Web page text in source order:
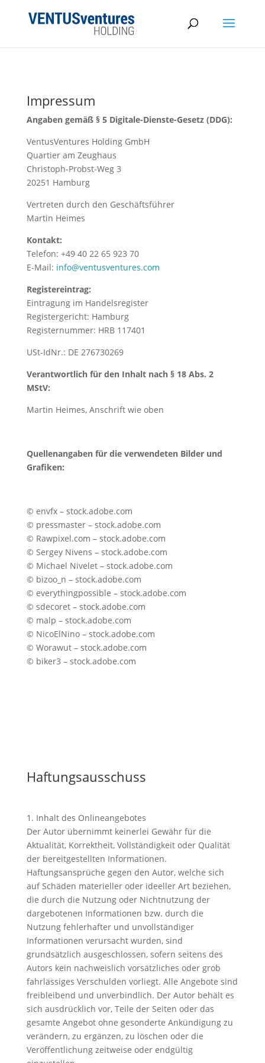
Impressum
Angaben gemäß § 5 Digitale-Dienste-Gesetz (DDG):
VentusVentures Holding GmbH
Quartier am Zeughaus
Christoph-Probst-Weg 3
20251 Hamburg
Vertreten durch den Geschäftsführer
Martin Heimes
Kontakt:
Telefon: +49 40 22 65 923 70
E-Mail: info@ventusventures.com
Registereintrag:
Eintragung im Handelsregister
Registergericht: Hamburg
Registernummer: HRB 117401
USt-IdNr.: DE 276730269
Verantwortlich für den Inhalt nach § 18 Abs. 2
MStV:
Martin Heimes, Anschrift wie oben
Quellenangaben für die verwendeten Bilder und
Grafiken:
© envfx – stock.adobe.com
© pressmaster – stock.adobe.com
© Rawpixel.com – stock.adobe.com
© Sergey Nivens – stock.adobe.com
© Michael Nivelet – stock.adobe.com
© bizoo_n – stock.adobe.com
© everythingpossible – stock.adobe.com
© sdecoret – stock.adobe.com
© malp – stock.adobe.com
© NicoElNino – stock.adobe.com
© Worawut – stock.adobe.com
© biker3 – stock.adobe.com
Haftungsausschuss
1. Inhalt des Onlineangebotes
Der Autor übernimmt keinerlei Gewähr für die
Aktualität, Korrektheit, Vollständigkeit oder Qualität
der bereitgestellten Informationen.
Haftungsansprüche gegen den Autor, welche sich
auf Schäden materieller oder ideeller Art beziehen,
die durch die Nutzung oder Nichtnutzung der
dargebotenen Informationen bzw. durch die
Nutzung fehlerhafter und unvollständiger
Informationen verursacht wurden, sind
grundsätzlich ausgeschlossen, sofern seitens des
Autors kein nachweislich vorsätzliches oder grob
fahrlässiges Verschulden vorliegt. Alle Angebote sind
freibleibend und unverbindlich. Der Autor behält es
sich ausdrücklich vor, Teile der Seiten oder das
gesamte Angebot ohne gesonderte Ankündigung zu
verändern, zu ergänzen, zu löschen oder die
Veröffentlichung zeitweise oder endgültig